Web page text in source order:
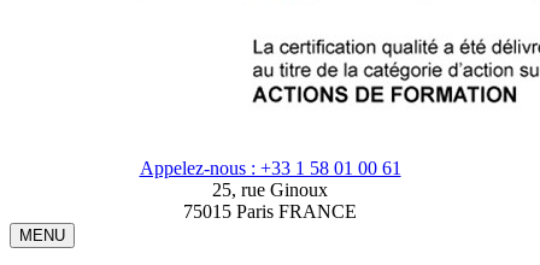
Appelez-nous : +33 1 58 01 00 61
25, rue Ginoux
75015 Paris FRANCE
MENU